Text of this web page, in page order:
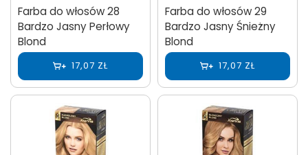
Farba do włosów 28
Bardzo Jasny Perłowy
Blond
17,07 ZŁ
Farba do włosów 29
Bardzo Jasny Śnieżny
Blond
17,07 ZŁ